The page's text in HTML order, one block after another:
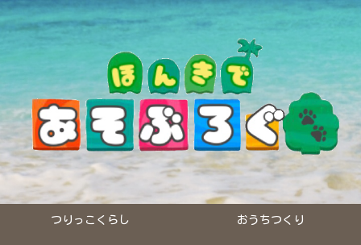
つりっこくらし おうちつくり